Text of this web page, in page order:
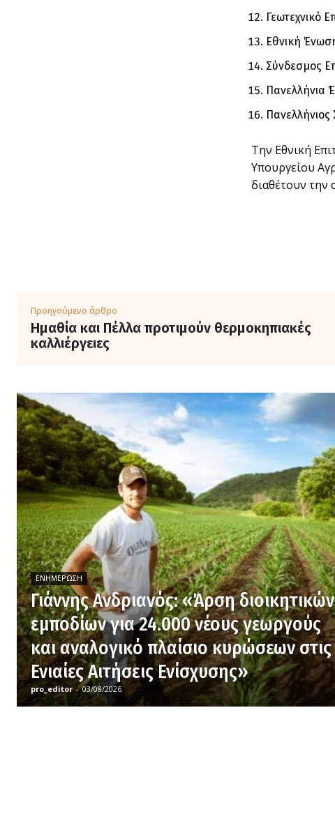
Γεωτεχνικό
Εθνική
Σύνδεσμος
Πανελλήνια
Την Εθνική
Υπουργείου
διαθέτουν την
Προηγούμενο άρθρο
Ημαθία και Πέλλα προτιμούν θερμοκηπιακές
καλλιέργειες
ΕΝΗΜΈΡΩΣΗ
Γιάννης Ανδριανός: «Άρση διοικητικών
εμποδίων για 24.000 νέους γεωργούς
και αναλογικό πλαίσιο κυρώσεων στις
Ενιαίες Αιτήσεις Ενίσχυσης»
pro_editor - 03/08/2026